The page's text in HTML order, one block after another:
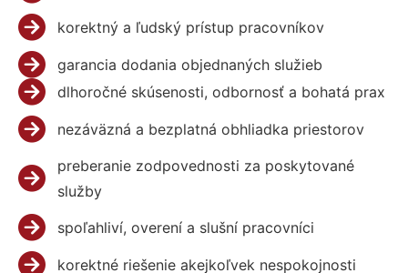
korektný a ľudský prístup pracovníkov
garancia dodania objednaných služieb
dlhoročné skúsenosti, odbornosť a bohatá prax
nezáväzná a bezplatná obhliadka priestorov
preberanie zodpovednosti za poskytované
služby
spoľahliví, overení a slušní pracovníci
korektné riešenie akejkoľvek nespokojnosti